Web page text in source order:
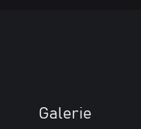
Galerie